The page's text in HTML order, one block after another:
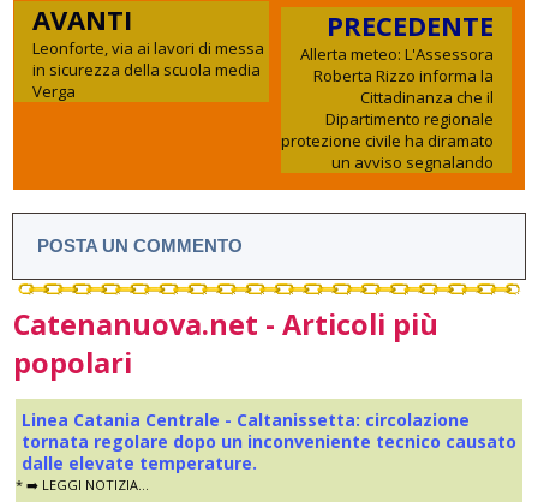
AVANTI
Leonforte, via ai lavori di messa
in sicurezza della scuola media
Verga
PRECEDENTE
Allerta meteo: L'Assessora
Roberta Rizzo informa la
Cittadinanza che il
Dipartimento regionale
protezione civile ha diramato
un avviso segnalando
POSTA UN COMMENTO
Catenanuova.net - Articoli più
popolari
Linea Catania Centrale - Caltanissetta: circolazione
tornata regolare dopo un inconveniente tecnico causato
dalle elevate temperature.
* ➡️ LEGGI NOTIZIA...